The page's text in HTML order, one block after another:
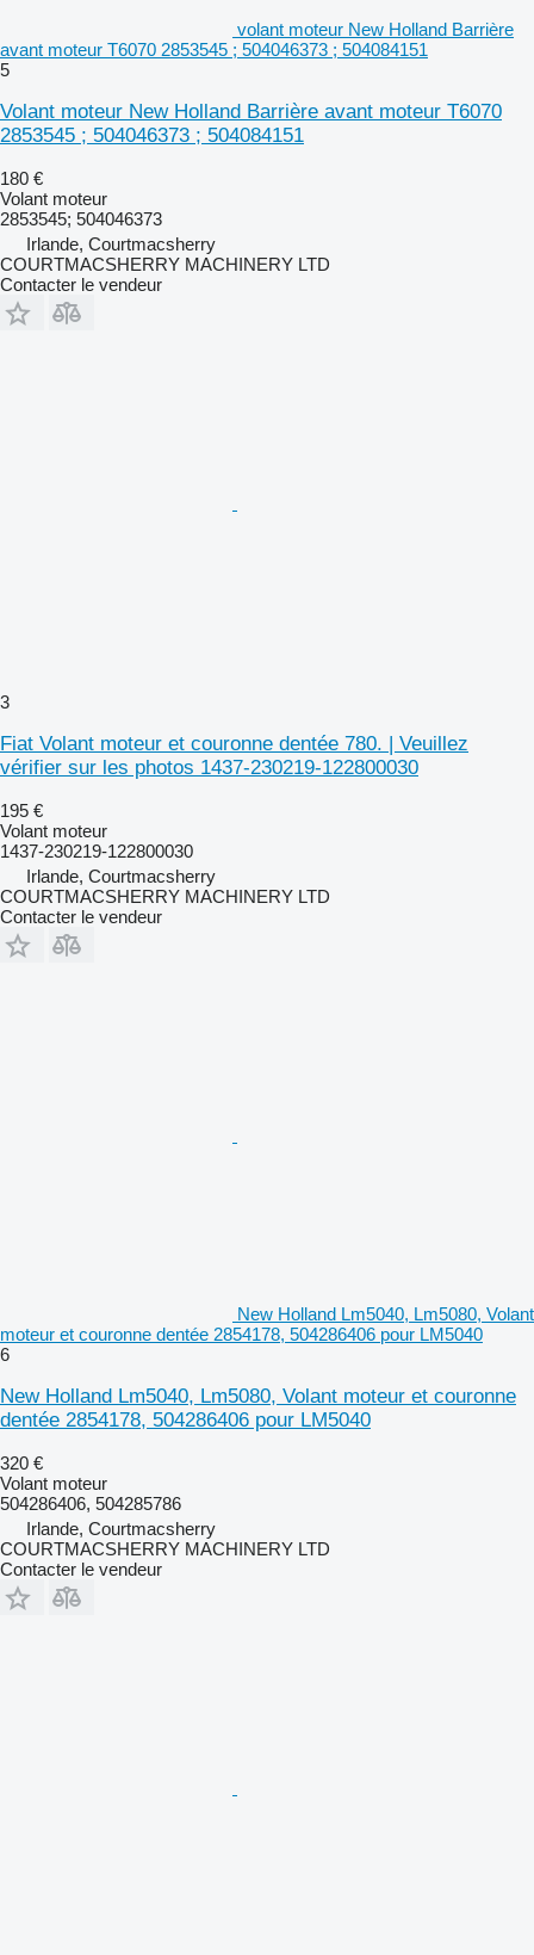
volant moteur New Holland Barrière
avant moteur T6070 2853545 ; 504046373 ; 504084151
5
Volant moteur New Holland Barrière avant moteur T6070
2853545 ; 504046373 ; 504084151
180 €
Volant moteur
2853545; 504046373
Irlande, Courtmacsherry
COURTMACSHERRY MACHINERY LTD
Contacter le vendeur
3
Fiat Volant moteur et couronne dentée 780. | Veuillez
vérifier sur les photos 1437-230219-122800030
195 €
Volant moteur
1437-230219-122800030
Irlande, Courtmacsherry
COURTMACSHERRY MACHINERY LTD
Contacter le vendeur
New Holland Lm5040, Lm5080, Volant
moteur et couronne dentée 2854178, 504286406 pour LM5040
6
New Holland Lm5040, Lm5080, Volant moteur et couronne
dentée 2854178, 504286406 pour LM5040
320 €
Volant moteur
504286406, 504285786
Irlande, Courtmacsherry
COURTMACSHERRY MACHINERY LTD
Contacter le vendeur